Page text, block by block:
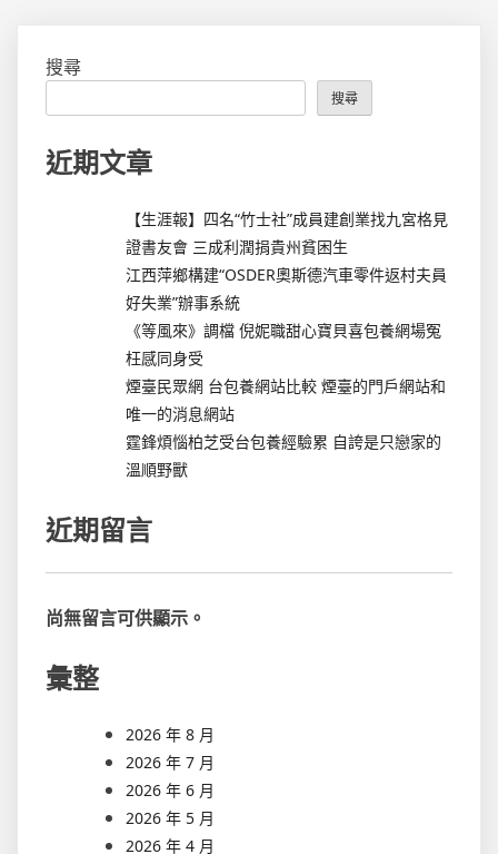
搜尋
搜尋
近期文章
【生涯報】四名“竹士社”成員建創業找九宮格見
證書友會 三成利潤捐貴州貧困生
江西萍鄉構建“OSDER奧斯德汽車零件返村夫員
好失業”辦事系統
《等風來》調檔 倪妮職甜心寶貝喜包養網場冤
枉感同身受
煙臺民眾網 台包養網站比較 煙臺的門戶網站和
唯一的消息網站
霆鋒煩惱柏芝受台包養經驗累 自誇是只戀家的
溫順野獸
近期留言
尚無留言可供顯示。
彙整
2026 年 8 月
2026 年 7 月
2026 年 6 月
2026 年 5 月
2026 年 4 月